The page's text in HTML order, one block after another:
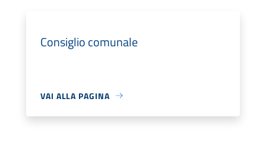
Consiglio comunale
VAI ALLA PAGINA